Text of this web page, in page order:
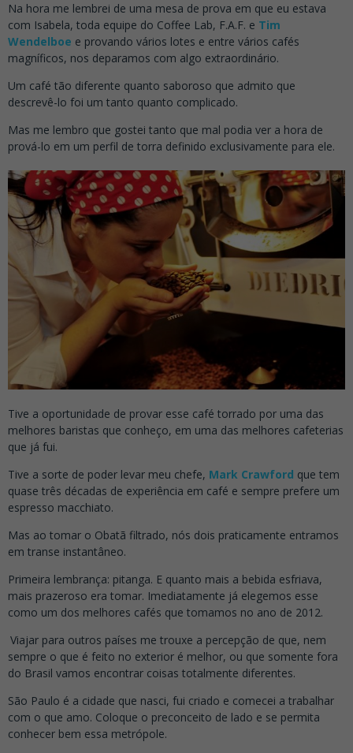
Na hora me lembrei de uma mesa de prova em que eu estava
com Isabela, toda equipe do Coffee Lab, F.A.F. e Tim
Wendelboe e provando vários lotes e entre vários cafés
magníficos, nos deparamos com algo extraordinário.
Um café tão diferente quanto saboroso que admito que
descrevê-lo foi um tanto quanto complicado.
Mas me lembro que gostei tanto que mal podia ver a hora de
prová-lo em um perfil de torra definido exclusivamente para ele.
Tive a oportunidade de provar esse café torrado por uma das
melhores baristas que conheço, em uma das melhores cafeterias
que já fui.
Tive a sorte de poder levar meu chefe, Mark Crawford que tem
quase três décadas de experiência em café e sempre prefere um
espresso macchiato.
Mas ao tomar o Obatã filtrado, nós dois praticamente entramos
em transe instantâneo.
Primeira lembrança: pitanga. E quanto mais a bebida esfriava,
mais prazeroso era tomar. Imediatamente já elegemos esse
como um dos melhores cafés que tomamos no ano de 2012.
Viajar para outros países me trouxe a percepção de que, nem
sempre o que é feito no exterior é melhor, ou que somente fora
do Brasil vamos encontrar coisas totalmente diferentes.
São Paulo é a cidade que nasci, fui criado e comecei a trabalhar
com o que amo. Coloque o preconceito de lado e se permita
conhecer bem essa metrópole.